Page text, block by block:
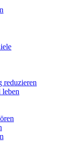
reduzieren
leben